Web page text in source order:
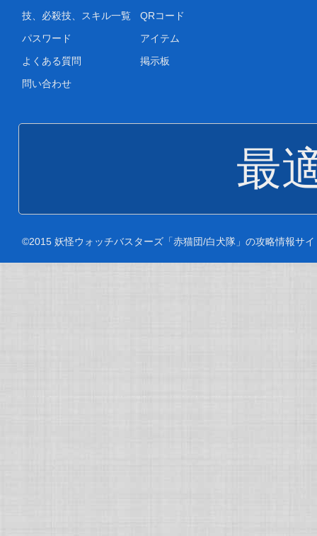
技、必殺技、スキル一覧
QRコード
パスワード
アイテム
よくある質問
掲示板
問い合わせ
最
©2015 妖怪ウォッチバスターズ「赤猫団/白犬隊」の攻略情報サ